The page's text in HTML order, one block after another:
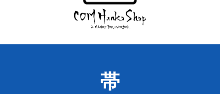
帯